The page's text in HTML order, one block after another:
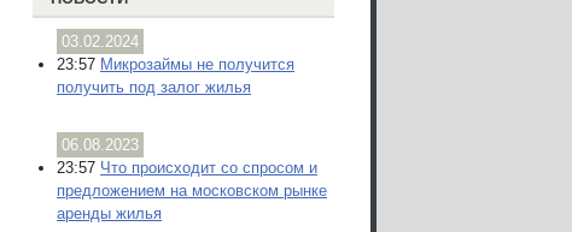
03.02.2024
23:57 Микрозаймы не получится
получить под залог жилья
06.08.2023
23:57 Что происходит со спросом и
предложением на московском рынке
аренды жилья